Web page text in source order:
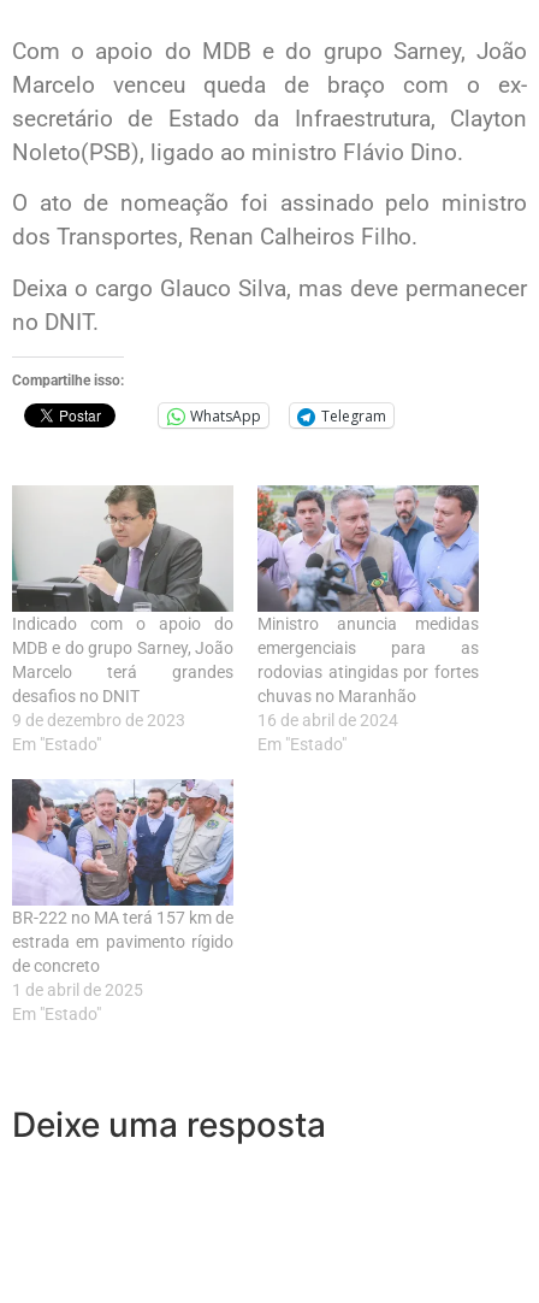
Com o apoio do MDB e do grupo Sarney, João
Marcelo venceu queda de braço com o ex-
secretário de Estado da Infraestrutura, Clayton
Noleto(PSB), ligado ao ministro Flávio Dino.
O ato de nomeação foi assinado pelo ministro
dos Transportes, Renan Calheiros Filho.
Deixa o cargo Glauco Silva, mas deve permanecer
no DNIT.
Compartilhe isso:
WhatsApp Telegram
Indicado com o apoio do
MDB e do grupo Sarney, João
Marcelo terá grandes
desafios no DNIT
9 de dezembro de 2023
Em "Estado"
Ministro anuncia medidas
emergenciais para as
rodovias atingidas por fortes
chuvas no Maranhão
16 de abril de 2024
Em "Estado"
BR-222 no MA terá 157 km de
estrada em pavimento rígido
de concreto
1 de abril de 2025
Em "Estado"
Deixe uma resposta